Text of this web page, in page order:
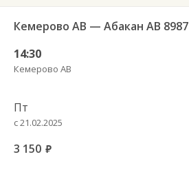
Кемерово АВ — Абакан АВ 8987
14:30
Кемерово АВ
Пт
с 21.02.2025
3 150 руб.